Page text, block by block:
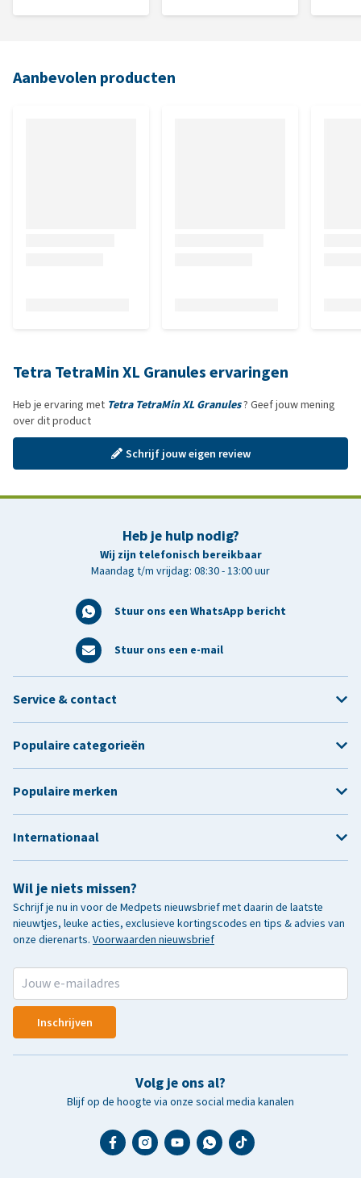
Aanbevolen producten
Tetra TetraMin XL Granules ervaringen
Heb je ervaring met Tetra TetraMin XL Granules? Geef jouw mening
over dit product
Schrijf jouw eigen review
Heb je hulp nodig?
Wij zijn telefonisch bereikbaar
Maandag t/m vrijdag: 08:30 - 13:00 uur
Stuur ons een WhatsApp bericht
Stuur ons een e-mail
Wil je niets missen?
Schrijf je nu in voor de Medpets nieuwsbrief met daarin de laatste
nieuwtjes, leuke acties, exclusieve kortingscodes en tips & advies van
onze dierenarts. Voorwaarden nieuwsbrief
Inschrijven
Volg je ons al?
Blijf op de hoogte via onze social media kanalen
Service & contact
Populaire categorieën
Populaire merken
Internationaal